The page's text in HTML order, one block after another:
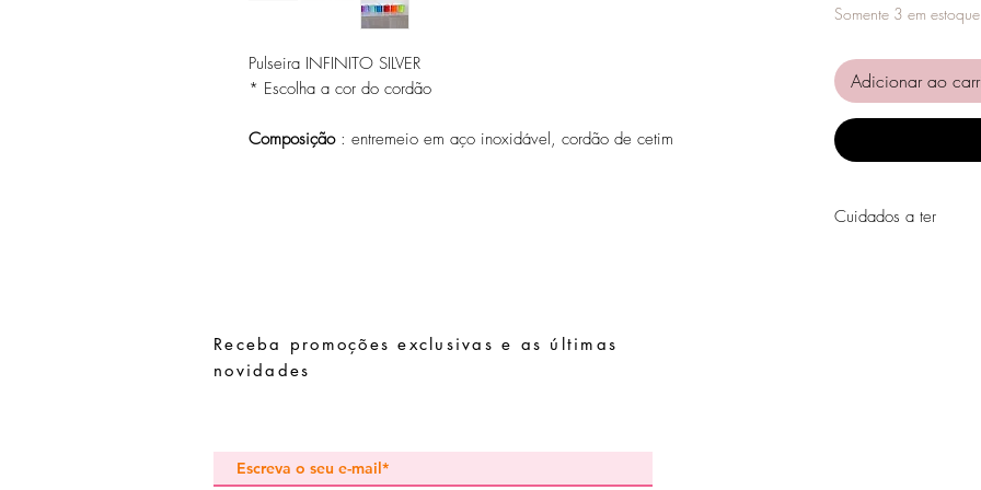
Pulseira INFINITO SILVER
* Escolha a cor do cordão
Composição : entremeio em aço inoxidável, cordão de cetim
Somente 3 em estoque
Adicionar ao
Cuidados a ter
Receba promoções exclusivas e as últimas
novidades